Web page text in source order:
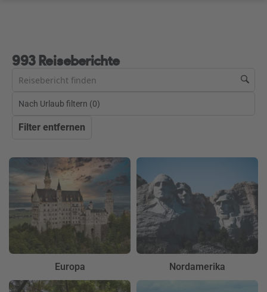
993 Reiseberichte
Nach Urlaub filtern (0)
Filter entfernen
Europa Nordamerika